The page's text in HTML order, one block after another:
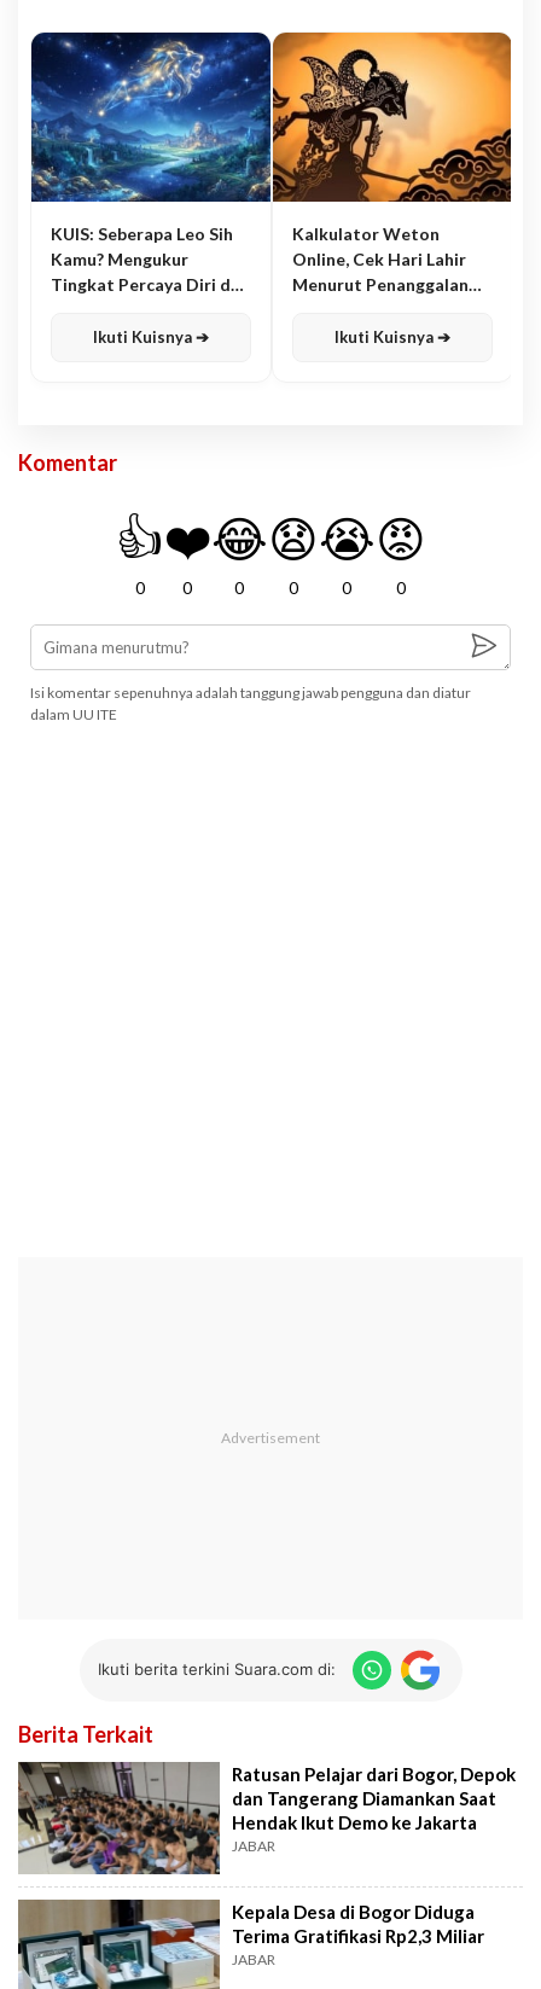
KUIS: Seberapa Leo Sih
Kamu? Mengukur
Tingkat Percaya Diri dan
Ikuti Kuisnya ➔
Kalkulator Weton
Online, Cek Hari Lahir
Menurut Penanggalan
Ikuti Kuisnya ➔
Komentar
👍
0
❤️
0
😂
0
😧
0
😭
0
😡
0
Isi komentar sepenuhnya adalah tanggung jawab pengguna dan diatur
dalam UU ITE
Ikuti berita terkini Suara.com di:
Berita Terkait
Ratusan Pelajar dari Bogor, Depok
dan Tangerang Diamankan Saat
Hendak Ikut Demo ke Jakarta
JABAR
Kepala Desa di Bogor Diduga
Terima Gratifikasi Rp2,3 Miliar
JABAR